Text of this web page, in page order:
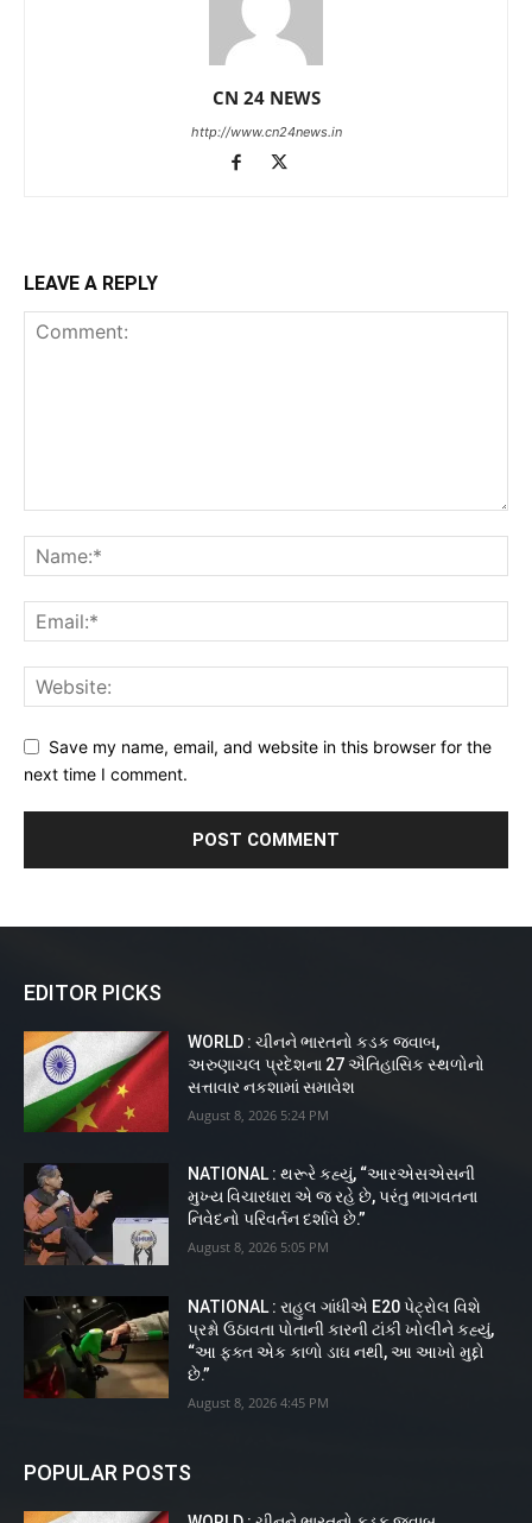
CN 24 NEWS
http://www.cn24news.in
LEAVE A REPLY
Save my name, email, and website in this browser for the
next time I comment.
EDITOR PICKS
WORLD : ચીનને ભારતનો કડક જવાબ,
અરુણાચલ પ્રદેશના 27 ઐતિહાસિક સ્થળોનો
સત્તાવાર નકશામાં સમાવેશ
August 8, 2026 5:24 PM
NATIONAL : થરૂરે કહ્યું, “આરએસએસની
મુખ્ય વિચારધારા એ જ રહે છે, પરંતુ ભાગવતના
નિવેદનો પરિવર્તન દર્શાવે છે.”
August 8, 2026 5:05 PM
NATIONAL : રાહુલ ગાંધીએ E20 પેટ્રોલ વિશે
પ્રશ્નો ઉઠાવતા પોતાની કારની ટાંકી ખોલીને કહ્યું,
“આ ફક્ત એક કાળો ડાઘ નથી, આ આખો મુદ્દો
છે.”
August 8, 2026 4:45 PM
POPULAR POSTS